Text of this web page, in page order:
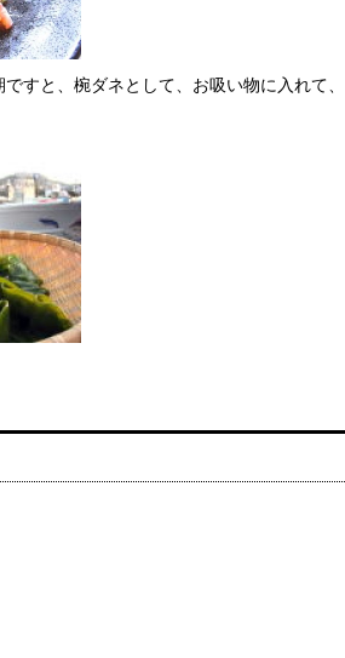
すと、椀ダネとして、お吸い物に入れて